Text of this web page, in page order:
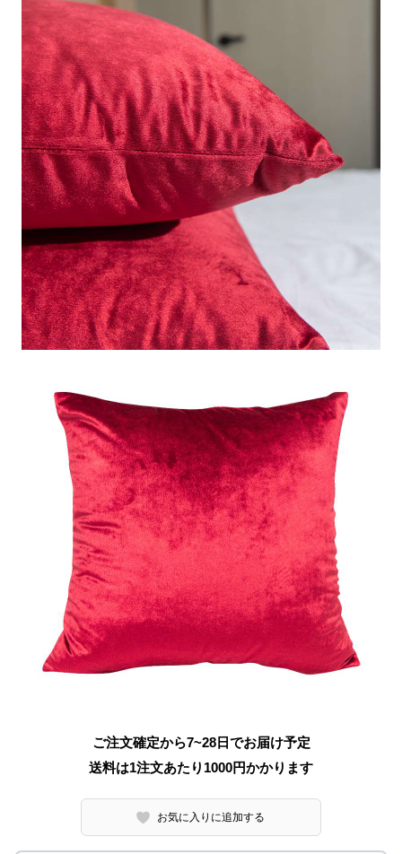
ご注文確定から7~28日でお届け予定
送料は1注文あたり 1000円かかります
お気に入りに追加する